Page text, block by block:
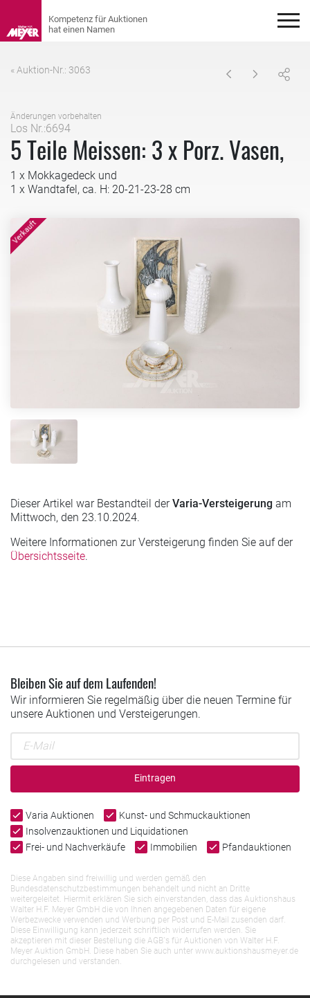
« Auktion-Nr.: 3063
Änderungen vorbehalten
Los Nr.:6694
5 Teile Meissen: 3 x Porz. Vasen,
1 x Mokkagedeck und
1 x Wandtafel, ca. H: 20-21-23-28 cm
Dieser Artikel war Bestandteil derVaria-Versteigerung am
Mittwoch, den 23.10.2024.
Weitere Informationen zur Versteigerung finden Sie auf der
Übersichtsseite.
Bleiben Sie auf dem Laufenden!
Wir informieren Sie regelmäßig über die neuen Termine für
unsere Auktionen und Versteigerungen.
Eintragen
Varia Auktionen
Kunst- und Schmuckauktionen
Insolvenzauktionen und Liquidationen
Frei- und Nachverkäufe
Immobilien Pfandauktionen
Diese Angaben sind freiwillig und werden gemäß den
Bundesdatenschutzbestimmungen behandelt und nicht an Dritte
weitergeleitet. Hiermit erklären Sie sich einverstanden, dass das Auktionshaus
Walter H.F. Meyer GmbH die von Ihnen angegebenen Daten für eigene
Werbezwecke verwenden und Werbung per Post und E-Mail zusenden darf.
Diese Einwilligung kann jederzeit schriftlich widerrufen werden. Sie
akzeptieren mit dieser Bestellung die AGB`s für Auktionen von Walter H.F.
Meyer Auktion GmbH. Diese haben Sie auch unter www.auktionshausmeyer.de
durchgelesen und verstanden.